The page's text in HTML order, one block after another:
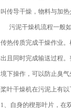
叫传导干燥，物料与加
污泥干燥机流程一般如
传热传质完成干燥作业
出且同时完成输送过程
境下操作，可以防止臭气
桨叶干燥机在污泥上有以
1、自身的楔形叶片，在